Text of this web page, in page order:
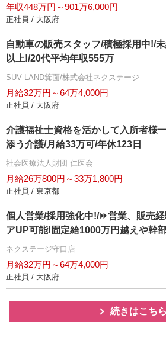
年収448万円～901万6,000円
正社員 / 大阪府
自動車の販売スタッフ/積極採用中!/
以上!/20代平均年収555万
SUV LAND箕面/株式会社ネクステージ
月給32万円～64万4,000円
正社員 / 大阪府
介護福祉士資格を活かして入所者様
添う介護/月給33万可/年休123日
社会医療法人財団 仁医会
月給26万800円～33万1,800円
正社員 / 東京都
個人営業/採用強化中!/⏩️営業、販売
アUP可能!固定給1000万円越えや幹
ネクステージ守口店
月給32万円～64万4,000円
正社員 / 大阪府
続きはこちら